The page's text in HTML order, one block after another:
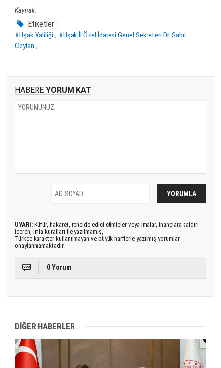
Kaynak:
Etiketler :
#Uşak Valiliği , #Uşak İl Özel İdaresi Genel Sekreteri Dr. Sabri
Ceylan ,
HABERE YORUM KAT
UYARI: Küfür, hakaret, rencide edici cümleler veya imalar, inançlara saldırı
içeren, imla kuralları ile yazılmamış,
Türkçe karakter kullanılmayan ve büyük harflerle yazılmış yorumlar
onaylanmamaktadır.
0 Yorum
DİĞER HABERLER